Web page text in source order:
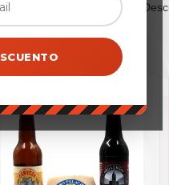
mejores sabores de Ávila.